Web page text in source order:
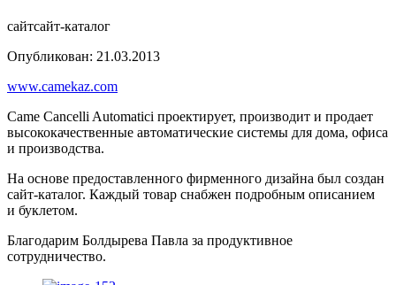
сайтсайт-каталог
Опубликован: 21.03.2013
www.camekaz.com
Came Cancelli Automatici проектирует, производит и продает
высококачественные автоматические системы для дома, офиса
и производства.
На основе предоставленного фирменного дизайна был создан
сайт-каталог. Каждый товар снабжен подробным описанием
и буклетом.
Благодарим Болдырева Павла за продуктивное
сотрудничество.